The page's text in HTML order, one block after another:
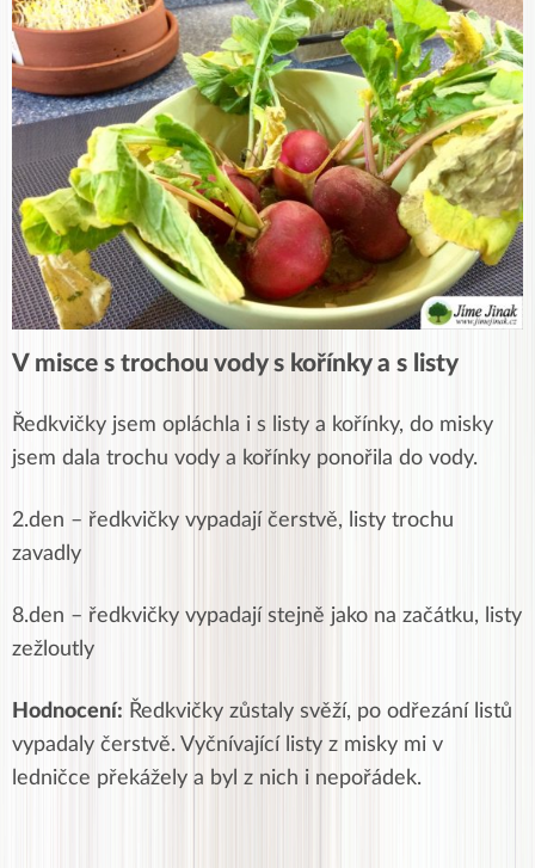
V misce s trochou vody s kořínky a s listy
Ředkvičky jsem opláchla i s listy a kořínky, do misky
jsem dala trochu vody a kořínky ponořila do vody.
2.den – ředkvičky vypadají čerstvě, listy trochu
zavadly
8.den – ředkvičky vypadají stejně jako na začátku, listy
zežloutly
Hodnocení: Ředkvičky zůstaly svěží, po odřezání listů
vypadaly čerstvě. Vyčnívající listy z misky mi v
ledničce překážely a byl z nich i nepořádek.